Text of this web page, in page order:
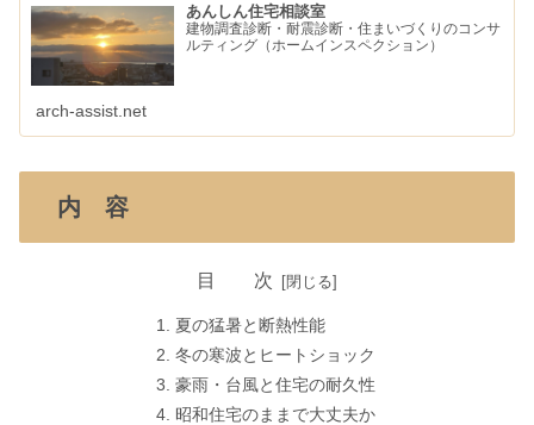
あんしん住宅相談室
建物調査診断・耐震診断・住まいづくりのコンサ
ルティング（ホームインスペクション）
arch-assist.net
内 容
目 次
夏の猛暑と断熱性能
冬の寒波とヒートショック
豪雨・台風と住宅の耐久性
昭和住宅のままで大丈夫か